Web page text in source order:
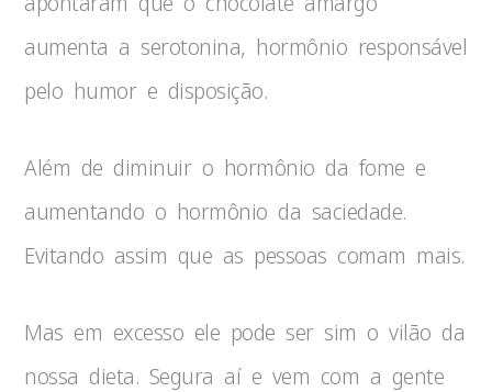
aumenta a serotonina, hormônio responsável
pelo humor e disposição.
Além de diminuir o hormônio da fome e
aumentando o hormônio da saciedade.
Evitando assim que as pessoas comam mais.
Mas em excesso ele pode ser sim o vilão da
nossa dieta. Segura aí e vem com a gente